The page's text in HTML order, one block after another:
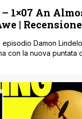
1×07 An
| Recensione
Damon
con la nuova puntata
le cose ai suoi
con quell’inquadratura
[']